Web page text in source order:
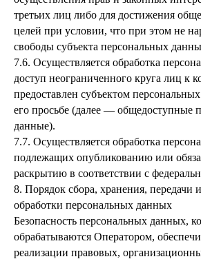
третьих лиц либо для достижения
целей при условии, что при этом не
свободы субъекта персональных
7.6. Осуществляется обработка
доступ неограниченного круга лиц к
предоставлен субъектом
его просьбе (далее — общедоступные
данные).
7.7. Осуществляется обработка
подлежащих опубликованию или
раскрытию в соответствии с
8. Порядок сбора, хранения, передачи
обработки персональных данных
Безопасность персональных данных,
обрабатываются Оператором,
реализации правовых,